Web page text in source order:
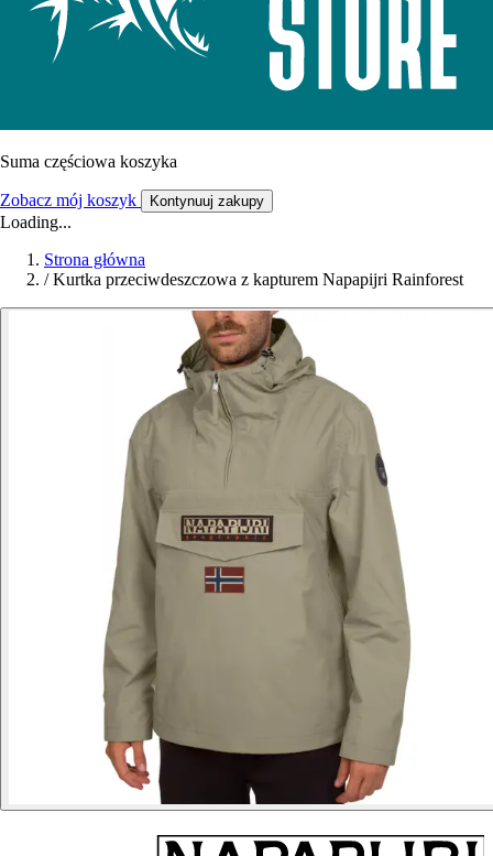
Suma częściowa koszyka
Zobacz mój koszyk Kontynuuj zakupy
Loading...
Strona główna
/ Kurtka przeciwdeszczowa z kapturem Napapijri Rainforest